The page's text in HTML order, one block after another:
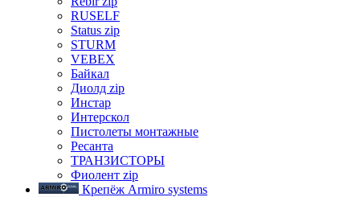
RUSELF
Status zip
STURM
VEBEX
Байкал
Диолд zip
Инстар
Интерскол
Пистолеты монтажные
Ресанта
ТРАНЗИСТОРЫ
Фиолент zip
Крепёж Armiro systems